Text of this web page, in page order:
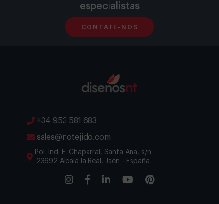
especialistas
CONTATE-NOS
+34 953 581 683
sales@notejido.com
Pol. Ind. El Chaparral, Santa Ana, s/n
23692 Alcalá la Real, Jaén - España